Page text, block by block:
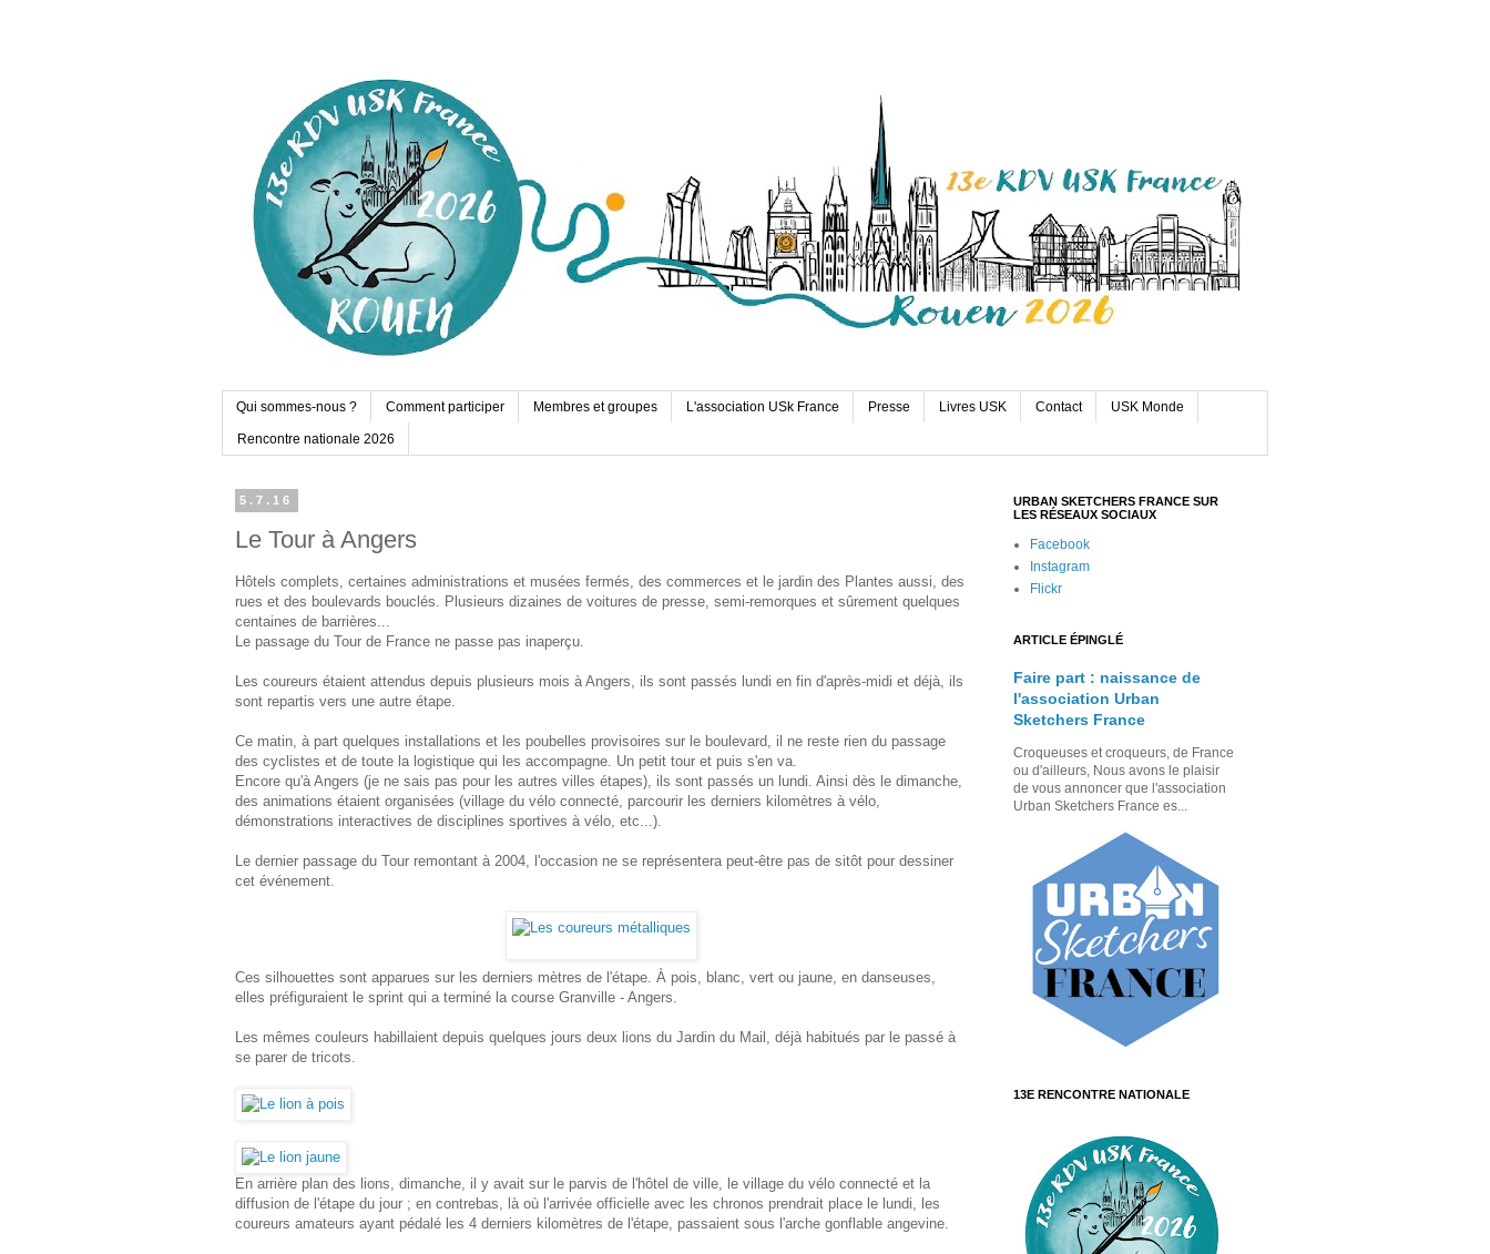
Qui sommes-nous ? Comment participer Membres et groupes L'association USk France Presse Livres USK Contact USK Monde
Rencontre nationale 2026
5.7.16
Le Tour à Angers
Hôtels complets, certaines administrations et musées fermés, des commerces et le jardin des Plantes aussi, des
rues et des boulevards bouclés. Plusieurs dizaines de voitures de presse, semi-remorques et sûrement quelques
centaines de barrières...
Le passage du Tour de France ne passe pas inaperçu.
Les coureurs étaient attendus depuis plusieurs mois à Angers, ils sont passés lundi en fin d'après-midi et déjà, ils
sont repartis vers une autre étape.
Ce matin, à part quelques installations et les poubelles provisoires sur le boulevard, il ne reste rien du passage
des cyclistes et de toute la logistique qui les accompagne. Un petit tour et puis s'en va.
Encore qu'à Angers (je ne sais pas pour les autres villes étapes), ils sont passés un lundi. Ainsi dès le dimanche,
des animations étaient organisées (village du vélo connecté, parcourir les derniers kilomètres à vélo,
démonstrations interactives de disciplines sportives à vélo, etc...).
Le dernier passage du Tour remontant à 2004, l'occasion ne se représentera peut-être pas de sitôt pour dessiner
cet événement.
Ces silhouettes sont apparues sur les derniers mètres de l'étape. À pois, blanc, vert ou jaune, en danseuses,
elles préfiguraient le sprint qui a terminé la course Granville - Angers.
Les mêmes couleurs habillaient depuis quelques jours deux lions du Jardin du Mail, déjà habitués par le passé à
se parer de tricots.
En arrière plan des lions, dimanche, il y avait sur le parvis de l'hôtel de ville, le village du vélo connecté et la
diffusion de l'étape du jour ; en contrebas, là où l'arrivée officielle avec les chronos prendrait place le lundi, les
coureurs amateurs ayant pédalé les 4 derniers kilomètres de l'étape, passaient sous l'arche gonflable angevine.
URBAN SKETCHERS FRANCE SUR
LES RÉSEAUX SOCIAUX
Facebook
Instagram
Flickr
ARTICLE ÉPINGLÉ
Faire part : naissance de
l'association Urban
Sketchers France
Croqueuses et croqueurs, de France
ou d'ailleurs, Nous avons le plaisir
de vous annoncer que l'association
Urban Sketchers France es...
13E RENCONTRE NATIONALE